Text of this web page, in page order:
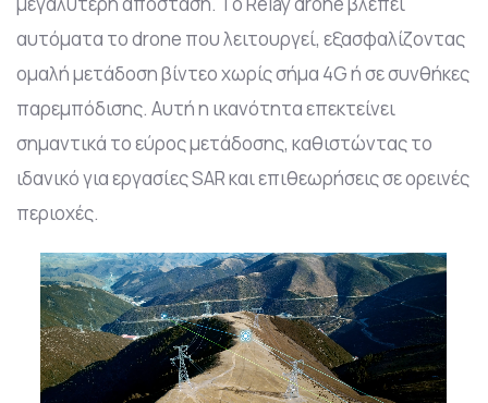
αυτόματα το drone που λειτουργεί, εξασφαλίζοντας
ομαλή μετάδοση βίντεο χωρίς σήμα 4G ή σε συνθήκες
παρεμπόδισης. Αυτή η ικανότητα επεκτείνει
σημαντικά το εύρος μετάδοσης, καθιστώντας το
ιδανικό για εργασίες SAR και επιθεωρήσεις σε ορεινές
περιοχές.